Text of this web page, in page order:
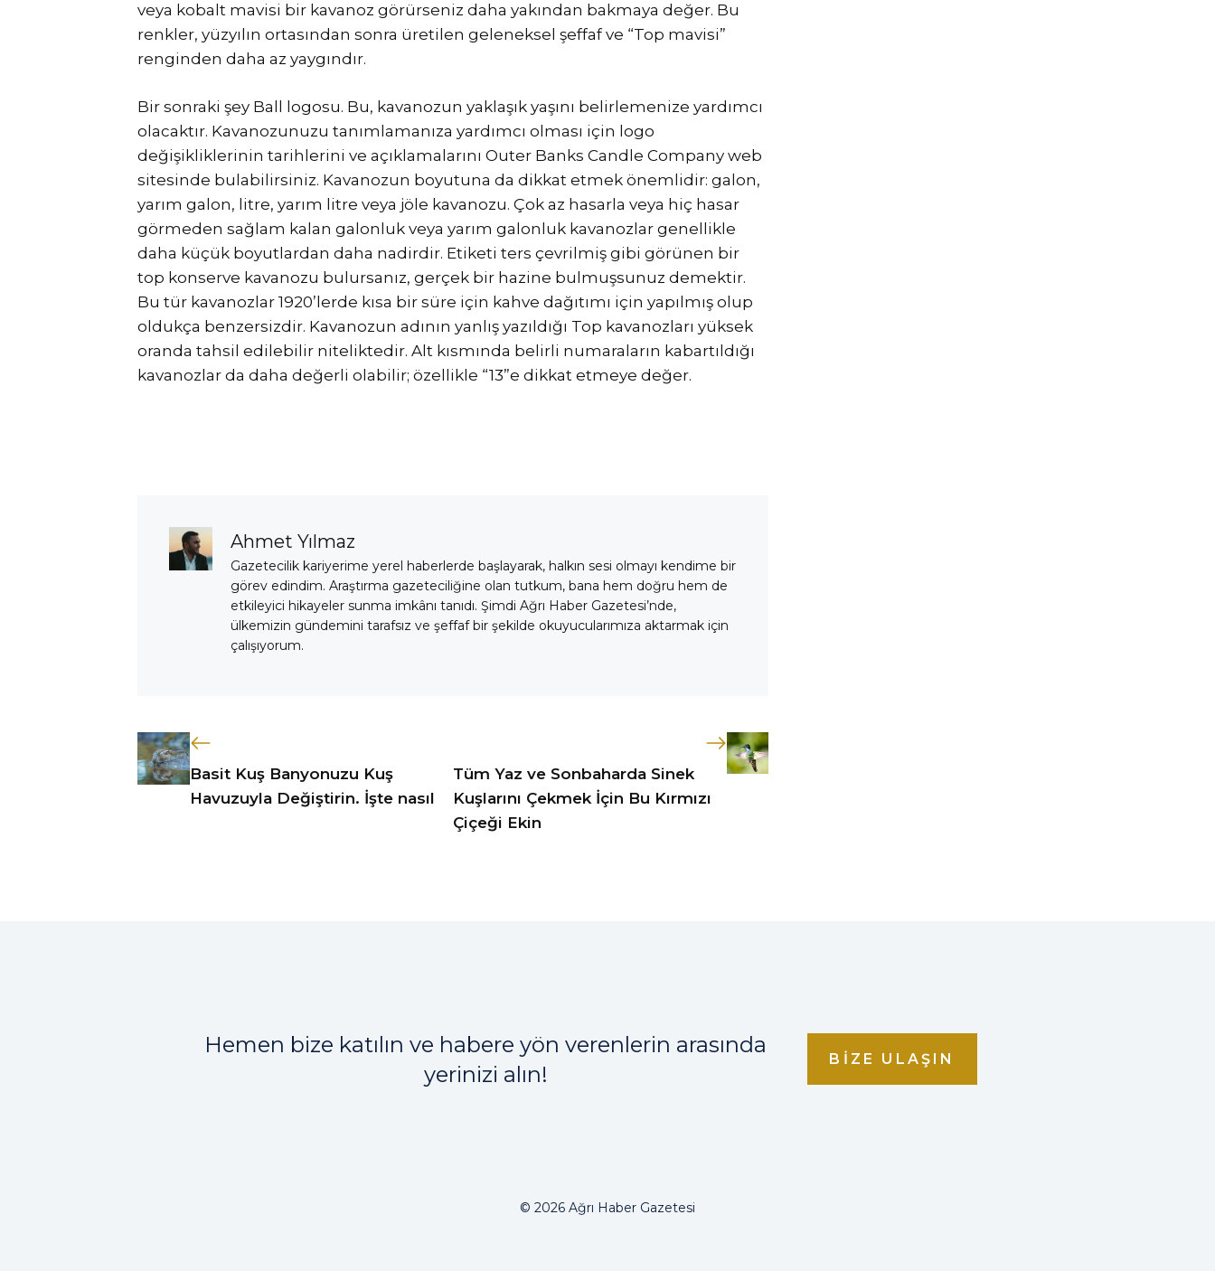
veya kobalt mavisi bir kavanoz görürseniz daha yakından bakmaya değer. Bu
renkler, yüzyılın ortasından sonra üretilen geleneksel şeffaf ve “Top mavisi”
renginden daha az yaygındır.
Bir sonraki şey Ball logosu. Bu, kavanozun yaklaşık yaşını belirlemenize yardımcı
olacaktır. Kavanozunuzu tanımlamanıza yardımcı olması için logo
değişikliklerinin tarihlerini ve açıklamalarını Outer Banks Candle Company web
sitesinde bulabilirsiniz. Kavanozun boyutuna da dikkat etmek önemlidir: galon,
yarım galon, litre, yarım litre veya jöle kavanozu. Çok az hasarla veya hiç hasar
görmeden sağlam kalan galonluk veya yarım galonluk kavanozlar genellikle
daha küçük boyutlardan daha nadirdir. Etiketi ters çevrilmiş gibi görünen bir
top konserve kavanozu bulursanız, gerçek bir hazine bulmuşsunuz demektir.
Bu tür kavanozlar 1920’lerde kısa bir süre için kahve dağıtımı için yapılmış olup
oldukça benzersizdir. Kavanozun adının yanlış yazıldığı Top kavanozları yüksek
oranda tahsil edilebilir niteliktedir. Alt kısmında belirli numaraların kabartıldığı
kavanozlar da daha değerli olabilir; özellikle “13”e dikkat etmeye değer.
Ahmet Yılmaz
Gazetecilik kariyerime yerel haberlerde başlayarak, halkın sesi olmayı kendime bir
görev edindim. Araştırma gazeteciliğine olan tutkum, bana hem doğru hem de
etkileyici hikayeler sunma imkânı tanıdı. Şimdi Ağrı Haber Gazetesi’nde,
ülkemizin gündemini tarafsız ve şeffaf bir şekilde okuyucularımıza aktarmak için
çalışıyorum.
Basit Kuş Banyonuzu Kuş
Havuzuyla Değiştirin. İşte nasıl
Tüm Yaz ve Sonbaharda Sinek
Kuşlarını Çekmek İçin Bu Kırmızı
Çiçeği Ekin
Hemen bize katılın ve habere yön verenlerin arasında
yerinizi alın!
BIZE ULAŞIN
© 2026 Ağrı Haber Gazetesi